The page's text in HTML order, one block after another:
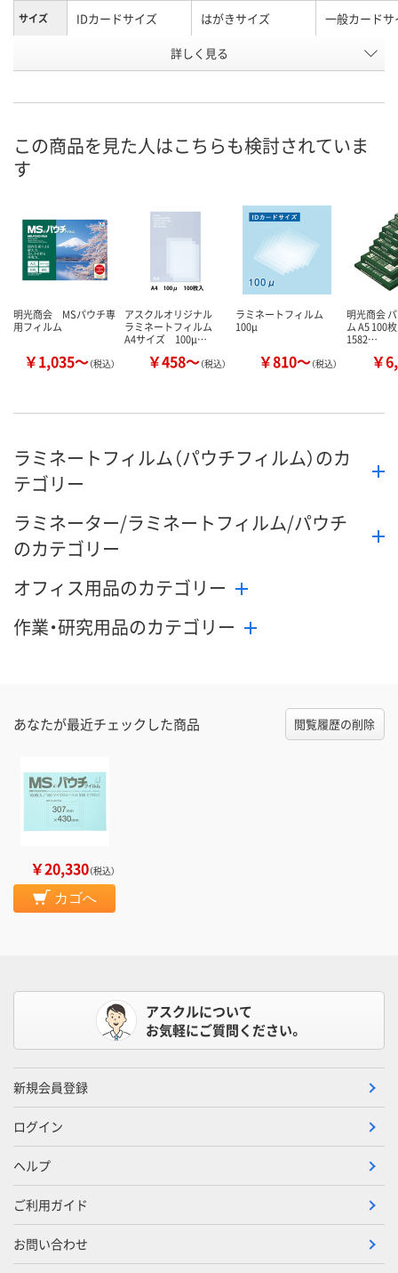
サイズ IDカードサイズ はがきサイズ 一般カードサ
100μ
870401 870475 870411
在庫 あり あり あり
お届け日
数量
カゴへ カ
詳しく見る
この商品を見た人はこちらも検討されていま
す
明光商会 MSパウチ専
用フィルム
￥1,035～（税込）
アスクルオリジナル
ラミネートフィルム
A4サイズ 100μ…
￥458～（税込）
ラミネートフィルム
100μ
￥810～（税込）
明光商会
ム A5 100
1582…
￥
ラミネートフィルム（パウチフィルム）のカ
テゴリー
ラミネーター/ラミネートフィルム/パウチ
のカテゴリー
オフィス用品のカテゴリー
作業・研究用品のカテゴリー
あなたが最近チェックした商品 閲覧履歴の削除
￥20,330（税込）
カゴへ
アスクルについて
お気軽にご質問ください。
新規会員登録
ログイン
ヘルプ
ご利用ガイド
お問い合わせ